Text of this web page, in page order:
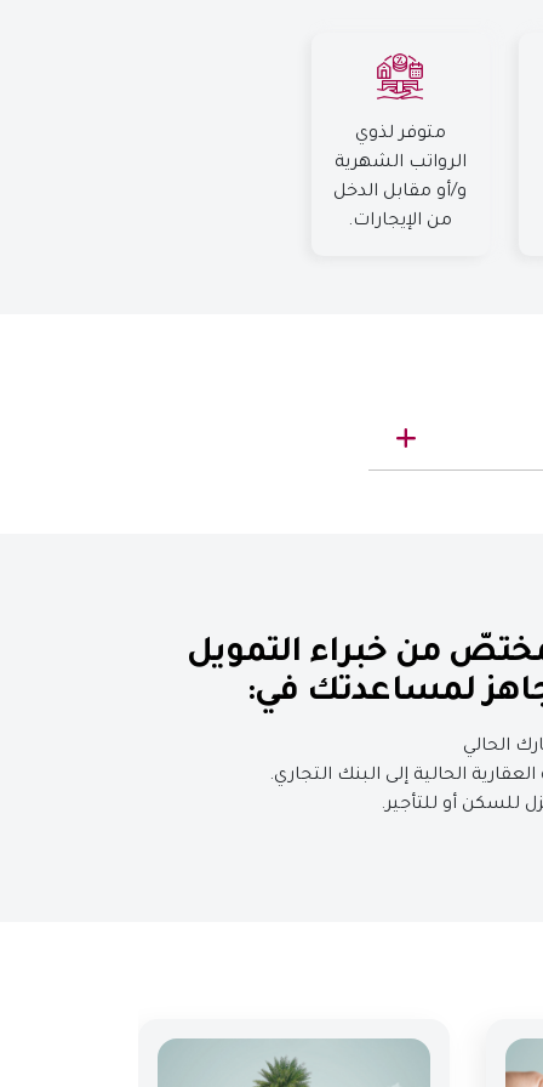
متوفر لذوي
الرواتب الشهرية
و/أو مقابل الدخل
من الإيجارات.
من خبراء التمويل
لمساعدتك في: